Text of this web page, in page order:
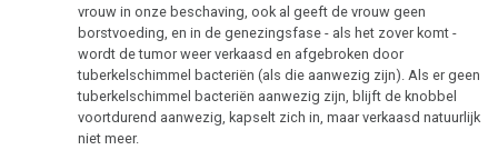
vrouw in onze beschaving, ook al geeft de vrouw geen
borstvoeding, en in de genezingsfase - als het zover komt -
wordt de tumor weer verkaasd en afgebroken door
tuberkelschimmel bacteriën (als die aanwezig zijn). Als er geen
tuberkelschimmel bacteriën aanwezig zijn, blijft de knobbel
voortdurend aanwezig, kapselt zich in, maar verkaasd natuurlijk
niet meer.